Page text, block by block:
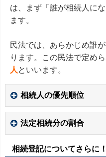
は、まず「誰が相続人に
ます。
民法では、あらかじめ誰
ります。この民法で定め
人 といいます。
相続人の優先順位
法定相続分の割合
相続登記についてさらに！